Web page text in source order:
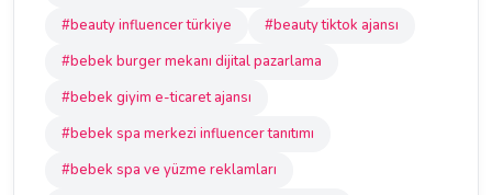
#beauty influencer türkiye
#beauty tiktok ajansı
#bebek burger mekanı dijital pazarlama
#bebek giyim e-ticaret ajansı
#bebek spa merkezi influencer tanıtımı
#bebek spa ve yüzme reklamları